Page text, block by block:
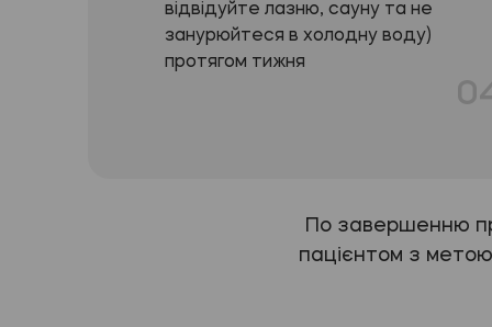
відвідуйте лазню, сауну та не
занурюйтеся в холодну воду)
протягом тижня
По завершенню
пацієнтом з